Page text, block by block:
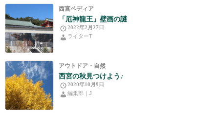
西宮ペディア
「厄神龍王」壁画の謎
2022年2月27日
ライターT
アウトドア・自然
西宮の秋見つけよう♪
2020年10月9日
編集部｜J